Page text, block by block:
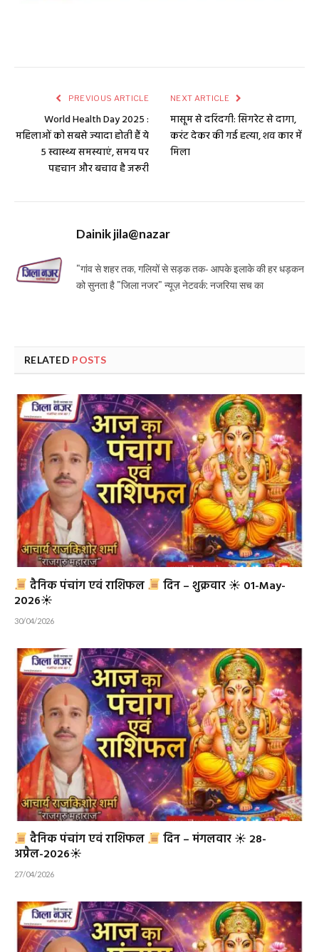
PREVIOUS ARTICLE
World Health Day 2025 :
महिलाओं को सबसे ज्यादा होती हैं ये
5 स्वास्थ्य समस्याएं, समय पर
पहचान और बचाव है जरूरी
NEXT ARTICLE
मासूम से दरिंदगी: सिगरेट से दागा,
करंट देकर की गई हत्या, शव कार में
मिला
Dainik jila@nazar
"गांव से शहर तक, गलियों से सड़क तक- आपके इलाके की हर धड़कन
को सुनता है "जिला नजर" न्यूज़ नेटवर्क: नजरिया सच का
RELATED POSTS
दैनिक पंचांग एवं राशिफल
दिन – शुक्रवार ☀ 01-May-
2026☀
30/04/2026
दैनिक पंचांग एवं राशिफल
दिन – मंगलवार ☀ 28-
अप्रैल-2026☀
27/04/2026